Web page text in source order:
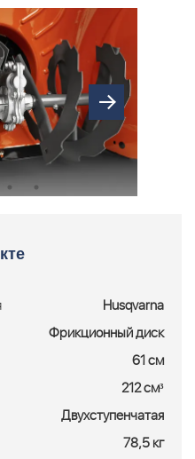
Husqvarna
Фрикционный диск
61 см
212 см³
Двухступенчатая
78,5 кг